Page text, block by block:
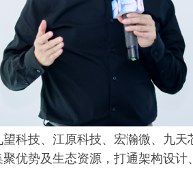
科技、江原科技、宏瀚微、九
优势及生态资源，打通架构设